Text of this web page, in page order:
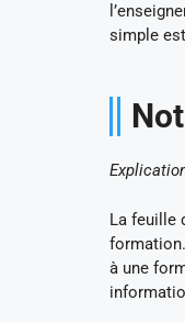
simple
La feuille
à une